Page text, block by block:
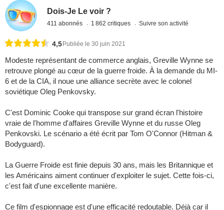
Dois-Je Le voir ?
411 abonnés 1 862 critiques Suivre son activité
4,5 Publiée le 30 juin 2021
Modeste représentant de commerce anglais, Greville Wynne se
retrouve plongé au cœur de la guerre froide. À la demande du MI-
6 et de la CIA, il noue une alliance secrète avec le colonel
soviétique Oleg Penkovsky.
C'est Dominic Cooke qui transpose sur grand écran l'histoire
vraie de l'homme d'affaires Greville Wynne et du russe Oleg
Penkovski. Le scénario a été écrit par Tom O'Connor (Hitman &
Bodyguard).
La Guerre Froide est finie depuis 30 ans, mais les Britannique et
les Américains aiment continuer d'exploiter le sujet. Cette fois-ci,
c'est fait d'une excellente manière.
Ce film d'espionnage est d'une efficacité redoutable. Déjà car il